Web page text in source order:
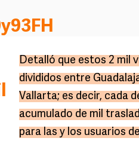
Detalló que estos 2 mil
divididos entre
Vallarta; es decir, cada
acumulado de mil
para las y los usuarios